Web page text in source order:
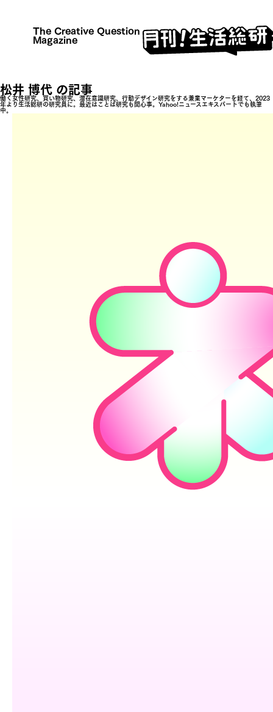
The Creative Question
Magazine
松井 博代 の記事
働く女性研究、買い物研究、潜在意識研究、行動デザイン研究をする兼業マーケターを経て、2023
年より生活総研の研究員に。最近はことば研究も関心事。Yahoo!ニュースエキスパートでも執筆
中。